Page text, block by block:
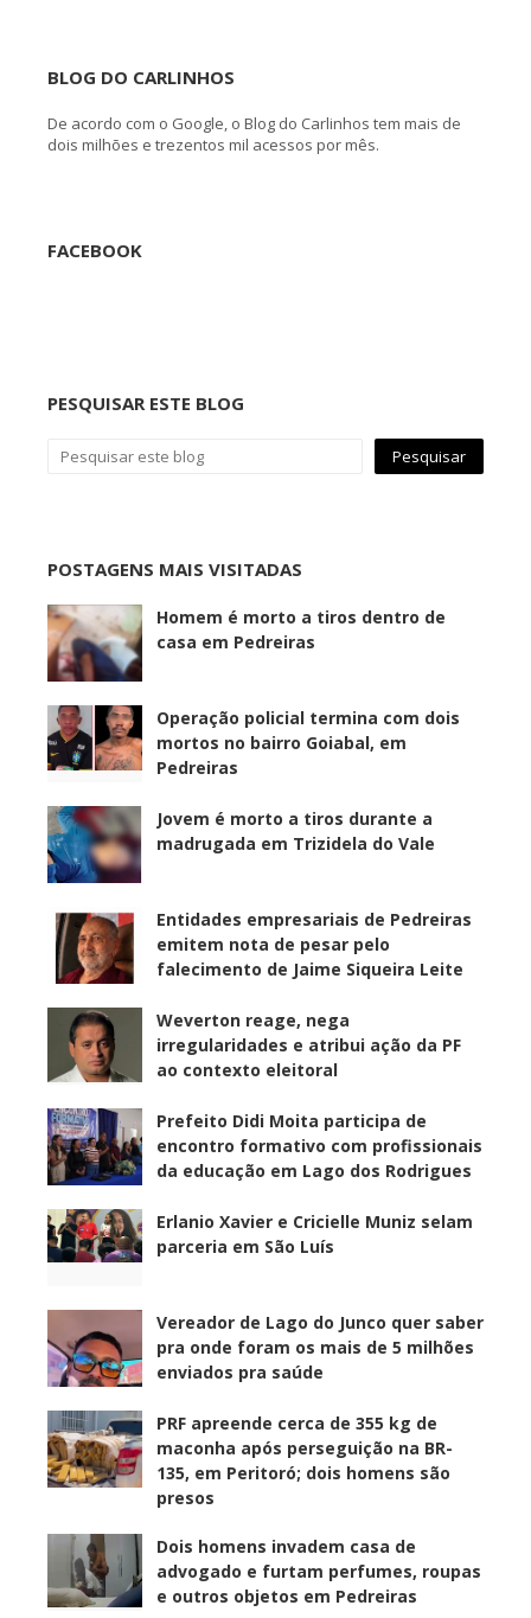
BLOG DO CARLINHOS
De acordo com o Google, o Blog do Carlinhos tem mais de
dois milhões e trezentos mil acessos por mês.
FACEBOOK
PESQUISAR ESTE BLOG
POSTAGENS MAIS VISITADAS
Homem é morto a tiros dentro de
casa em Pedreiras
Operação policial termina com dois
mortos no bairro Goiabal, em
Pedreiras
Jovem é morto a tiros durante a
madrugada em Trizidela do Vale
Entidades empresariais de Pedreiras
emitem nota de pesar pelo
falecimento de Jaime Siqueira Leite
Weverton reage, nega
irregularidades e atribui ação da PF
ao contexto eleitoral
Prefeito Didi Moita participa de
encontro formativo com profissionais
da educação em Lago dos Rodrigues
Erlanio Xavier e Cricielle Muniz selam
parceria em São Luís
Vereador de Lago do Junco quer saber
pra onde foram os mais de 5 milhões
enviados pra saúde
PRF apreende cerca de 355 kg de
maconha após perseguição na BR-
135, em Peritoró; dois homens são
presos
Dois homens invadem casa de
advogado e furtam perfumes, roupas
e outros objetos em Pedreiras